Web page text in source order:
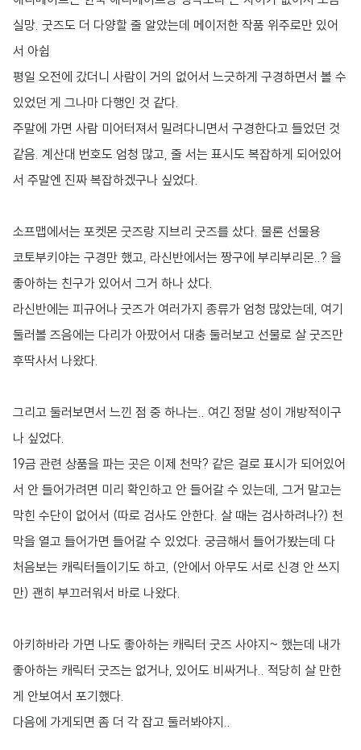
실망. 굿즈도 더 다양할 줄 알았는데 메이저한 작품 위주로만 있어
서 아쉽
평일 오전에 갔더니 사람이 거의 없어서 느긋하게 구경하면서 볼 수
있었던 게 그나마 다행인 것 같다.
주말에 가면 사람 미어터져서 밀려다니면서 구경한다고 들었던 것
같음. 계산대 번호도 엄청 많고, 줄 서는 표시도 복잡하게 되어있어
서 주말엔 진짜 복잡하겠구나 싶었다.
소프맵에서는 포켓몬 굿즈랑 지브리 굿즈를 샀다. 물론 선물용
코토부키야는 구경만 했고, 라신반에서는 짱구에 부리부리몬..? 을
좋아하는 친구가 있어서 그거 하나 샀다.
라신반에는 피규어나 굿즈가 여러가지 종류가 엄청 많았는데, 여기
둘러볼 즈음에는 다리가 아팠어서 대충 둘러보고 선물로 살 굿즈만
후딱사서 나왔다.
그리고 둘러보면서 느낀 점 중 하나는.. 여긴 정말 성이 개방적이구
나 싶었다.
19금 관련 상품을 파는 곳은 이제 천막? 같은 걸로 표시가 되어있어
서 안 들어가려면 미리 확인하고 안 들어갈 수 있는데, 그거 말고는
막힌 수단이 없어서 (따로 검사도 안한다. 살 때는 검사하려나?) 천
막을 열고 들어가면 들어갈 수 있었다. 궁금해서 들어가봤는데 다
처음보는 캐릭터들이기도 하고, (안에서 아무도 서로 신경 안 쓰지
만) 괜히 부끄러워서 바로 나왔다.
아키하바라 가면 나도 좋아하는 캐릭터 굿즈 사야지~ 했는데 내가
좋아하는 캐릭터 굿즈는 없거나, 있어도 비싸거나.. 적당히 살 만한
게 안보여서 포기했다.
다음에 가게되면 좀 더 각 잡고 둘러봐야지..